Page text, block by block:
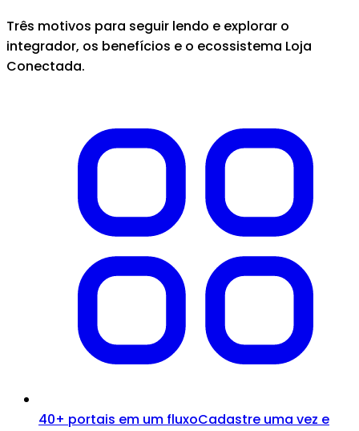
Três motivos para seguir lendo e explorar o
integrador, os benefícios e o ecossistema Loja
Conectada.
40+ portais em um fluxoCadastre uma vez e